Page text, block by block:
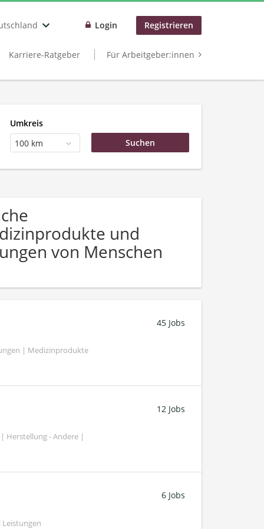
Login Registrieren
Karriere-Ratgeber Für Arbeitgeber:innen
Umkreis
100 km
und
von Menschen
| Medizinprodukte
45 Jobs
Herstellung - Andere |
12 Jobs
6 Jobs